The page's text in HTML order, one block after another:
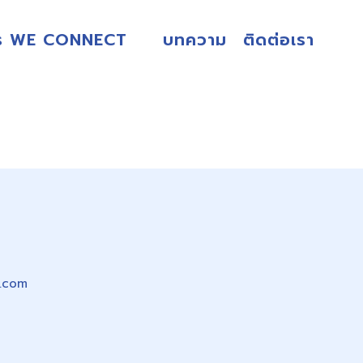
WE CONNECT บทความ ติดต่อเรา